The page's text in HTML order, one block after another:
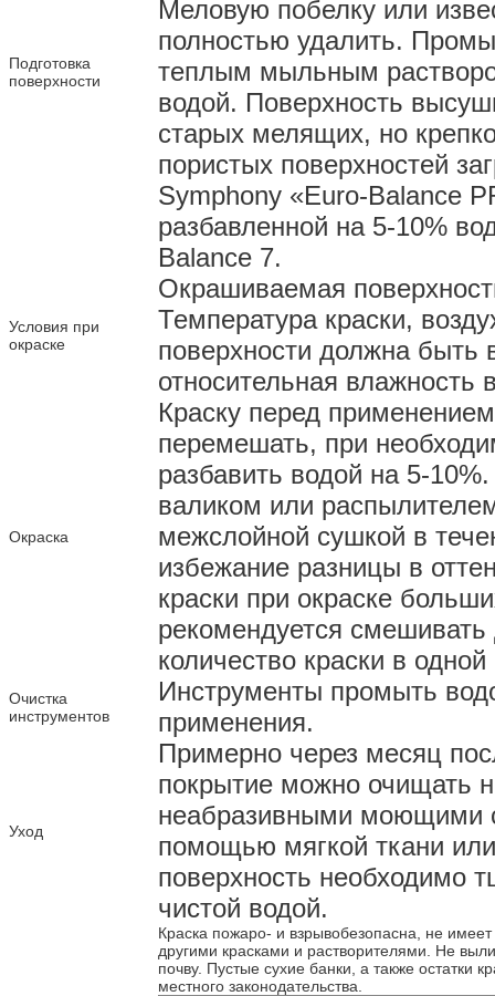
Подготовка
поверхности
Меловую побелку или
полностью удалить.
теплым мыльным
водой. Поверхность
старых мелящих, но
пористых поверхностей
Symphony «Euro-Balance
разбавленной на 5-10%
Balance 7.
Условия при
окраске
Окрашиваемая
Температура краски,
поверхности должна
относительная влажность
Окраска
Краску перед
перемешать, при
разбавить водой на 5-
валиком или
межслойной сушкой в
избежание разницы в
краски при окраске
рекомендуется смешивать
количество краски в
Очистка
инструментов
Инструменты промыть
применения.
Уход
Примерно через месяц
покрытие можно очищать
неабразивными моющими
помощью мягкой ткани
поверхность необходимо
чистой водой.
Краска пожаро- и взрывобезопасна, не
другими красками и растворителями. Не
почву. Пустые сухие банки, а также остатки
местного законодательства.